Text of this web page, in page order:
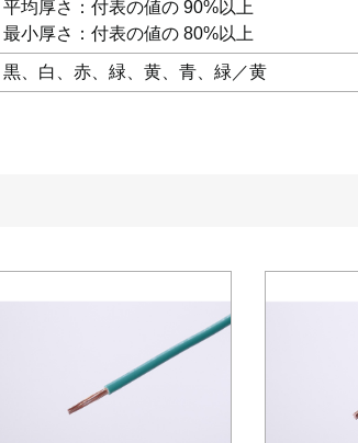
平均厚さ：付表の値の 90%以上
最小厚さ：付表の値の 80%以上
黒、白、赤、緑、黄、青、緑／黄